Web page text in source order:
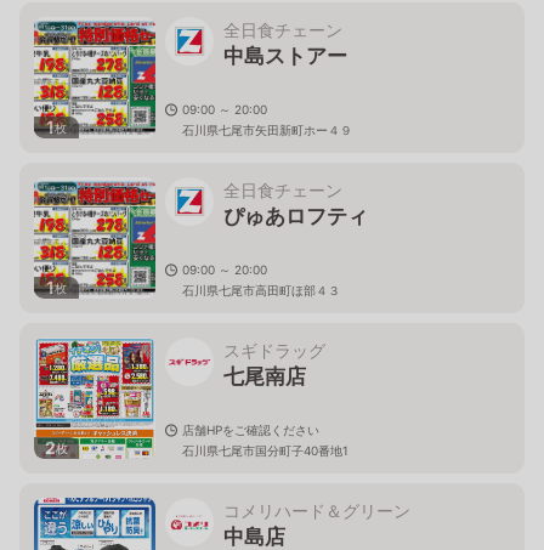
1枚
全日食チェーン
中島ストアー
09:00 ～ 20:00
石川県七尾市矢田新町ホー４９
1枚
全日食チェーン
ぴゅあロフティ
09:00 ～ 20:00
石川県七尾市高田町ほ部４３
2枚
スギドラッグ
七尾南店
店舗HPをご確認ください
石川県七尾市国分町子40番地1
コメリハード＆グリーン
中島店